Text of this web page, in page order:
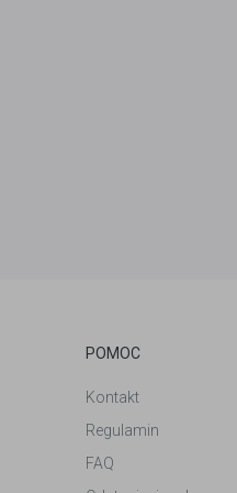
POMOC
Kontakt
Regulamin
FAQ